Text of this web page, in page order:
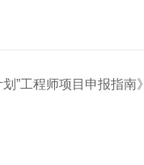
”工程师项目申报指南》